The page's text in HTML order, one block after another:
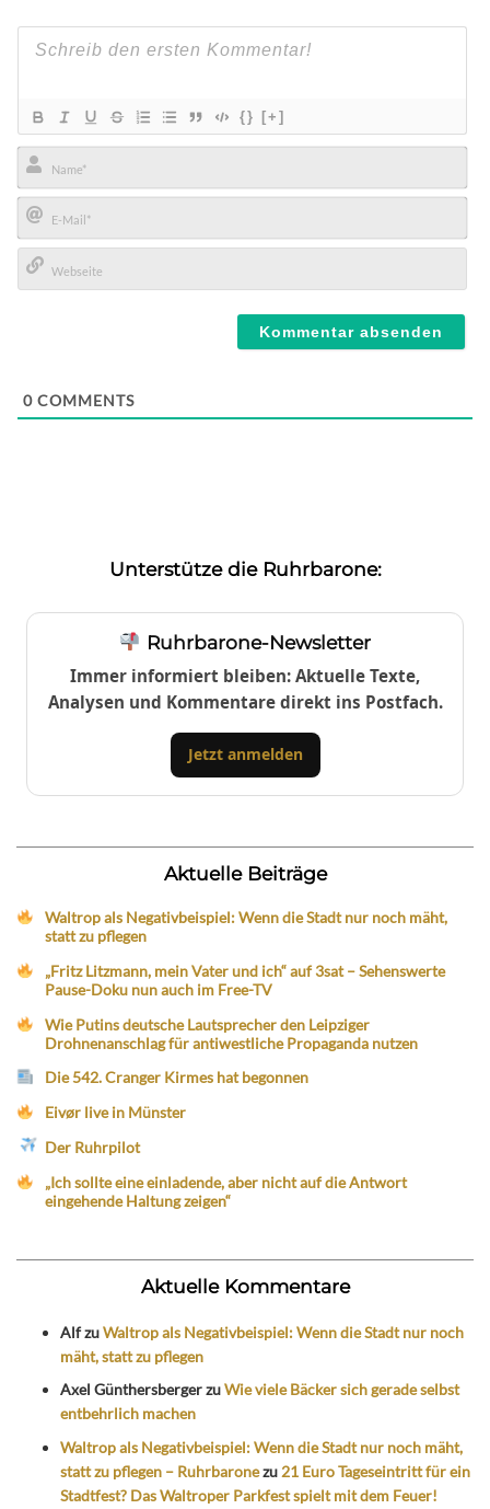
{} [+]
Name*
E-
Mail*
0 COMMENTS
Unterstütze die Ruhrbarone:
Ruhrbarone-Newsletter
Immer informiert bleiben: Aktuelle Texte,
Analysen und Kommentare direkt ins Postfach.
Jetzt anmelden
Aktuelle Beiträge
Waltrop als Negativbeispiel: Wenn die Stadt nur noch mäht,
statt zu pflegen
„Fritz Litzmann, mein Vater und ich“ auf 3sat – Sehenswerte
Pause-Doku nun auch im Free-TV
Wie Putins deutsche Lautsprecher den Leipziger
Drohnenanschlag für antiwestliche Propaganda nutzen
Die 542. Cranger Kirmes hat begonnen
Eivør live in Münster
Der Ruhrpilot
„Ich sollte eine einladende, aber nicht auf die Antwort
eingehende Haltung zeigen“
Aktuelle Kommentare
AlfzuWaltrop als Negativbeispiel: Wenn die Stadt nur noch
mäht, statt zu pflegen
Axel GünthersbergerzuWie viele Bäcker sich gerade selbst
entbehrlich machen
Waltrop als Negativbeispiel: Wenn die Stadt nur noch mäht,
statt zu pflegen – Ruhrbaronezu 21 Euro Tageseintritt für ein
Stadtfest? Das Waltroper Parkfest spielt mit dem Feuer!